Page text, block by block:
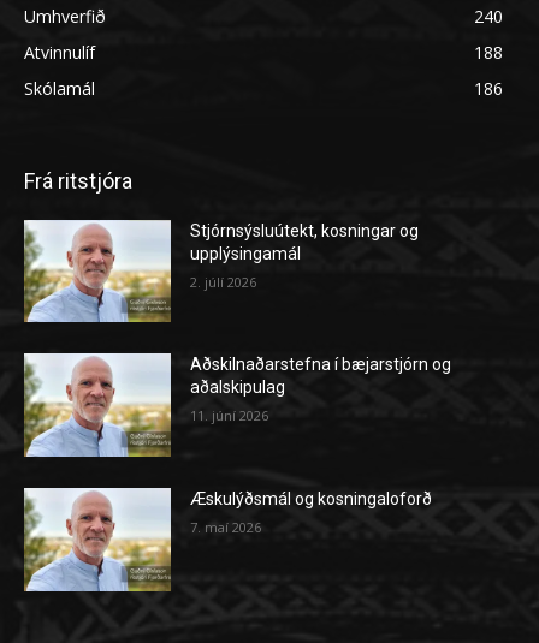
Umhverfið
240
Atvinnulíf
188
Skólamál
186
Frá ritstjóra
Stjórnsýsluútekt, kosningar og
upplýsingamál
2. júlí 2026
Aðskilnaðarstefna í bæjarstjórn og
aðalskipulag
11. júní 2026
Æskulýðsmál og kosningaloforð
7. maí 2026